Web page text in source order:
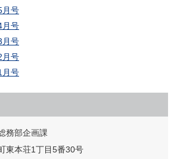
月号
月号
月号
月号
月号
務部企画課
東本荘1丁目5番30号